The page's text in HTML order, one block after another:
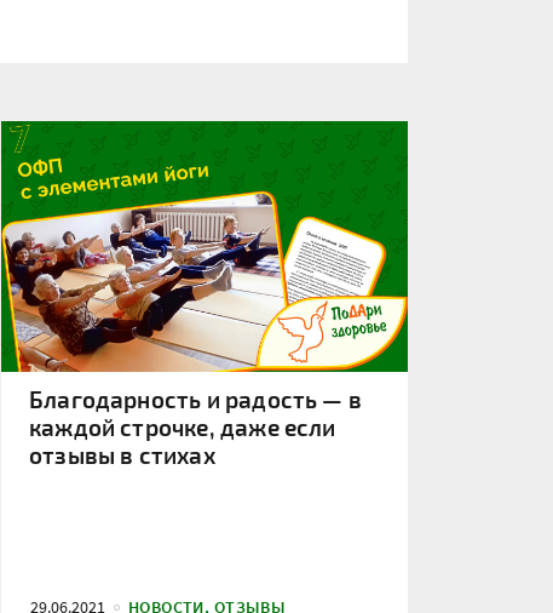
Благодарность и радость — в
каждой строчке, даже если
отзывы в стихах
29.06.2021 НОВОСТИ, ОТЗЫВЫ